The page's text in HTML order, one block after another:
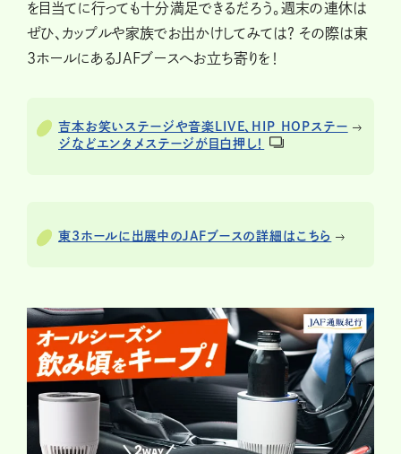
を目当てに行っても十分満足できるだろう。週末の連休は
ぜひ、カップルや家族でお出かけしてみては？ その際は東
3ホールにあるJAFブースへお立ち寄りを！
吉本お笑いステージや音楽LIVE、HIP HOPステー
ジなどエンタメステージが目白押し！
東3ホールに出展中のJAFブースの詳細はこちら